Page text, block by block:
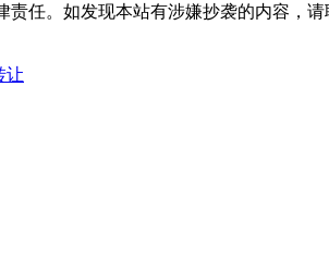
任。如发现本站有涉嫌抄袭的内容，
让